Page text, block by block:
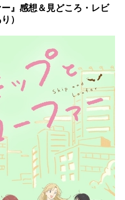
声優記事一覧
実写化映画一覧
夏アニメ
冬アニメ
US
ー』感想＆見どころ・レビ
）